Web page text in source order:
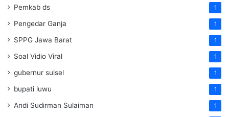
Pemkab ds 1
Pengedar Ganja 1
SPPG Jawa Barat 1
Soal Vidio Viral 1
gubernur sulsel 1
bupati luwu 1
Andi Sudirman Sulaiman 1